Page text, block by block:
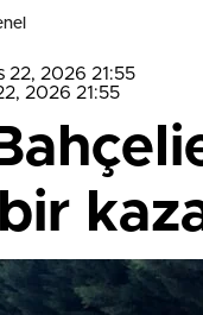
22, 2026 21:55
2026 21:55